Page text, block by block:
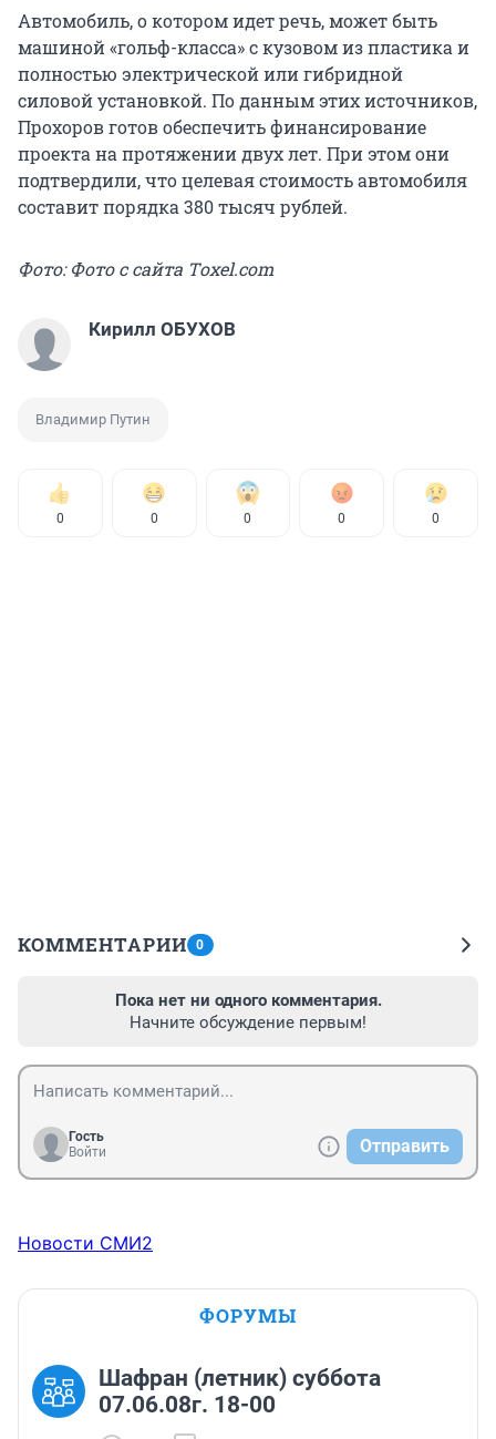
Автомобиль, о котором идет речь, может быть
машиной «гольф-класса» с кузовом из пластика и
полностью электрической или гибридной
силовой установкой. По данным этих источников,
Прохоров готов обеспечить финансирование
проекта на протяжении двух лет. При этом они
подтвердили, что целевая стоимость автомобиля
составит порядка 380 тысяч рублей.
Фото: Фото с сайта Тoxel.com
Кирилл ОБУХОВ
Владимир Путин
0 0 0 0 0
КОММЕНТАРИИ 0
Пока нет ни одного комментария.
Начните обсуждение первым!
Гость
Войти
Отправить
Новости СМИ2
ФОРУМЫ
Шафран (летник) суббота
07.06.08г. 18-00